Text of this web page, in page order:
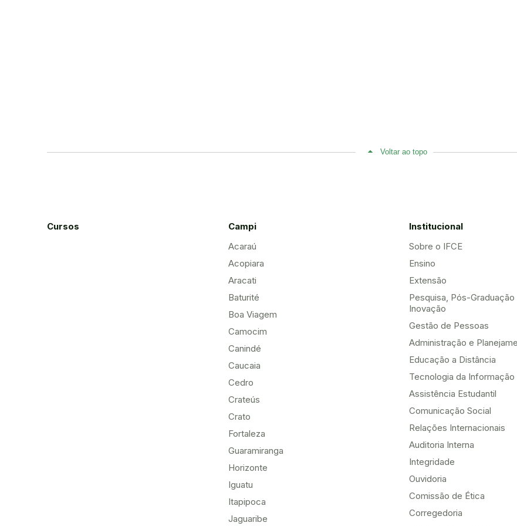
Voltar ao topo
Cursos
Campi
Acaraú
Acopiara
Aracati
Baturité
Boa Viagem
Camocim
Canindé
Caucaia
Cedro
Crateús
Crato
Fortaleza
Guaramiranga
Horizonte
Iguatu
Itapipoca
Jaguaribe
Institucional
Sobre o IFCE
Ensino
Extensão
Pesquisa, Pós-Graduação
Inovação
Gestão de Pessoas
Administração e
Educação a Distância
Tecnologia da Informação
Assistência Estudantil
Comunicação Social
Relações Internacionais
Auditoria Interna
Integridade
Ouvidoria
Comissão de Ética
Corregedoria